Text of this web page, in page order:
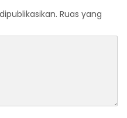
Ruas yang